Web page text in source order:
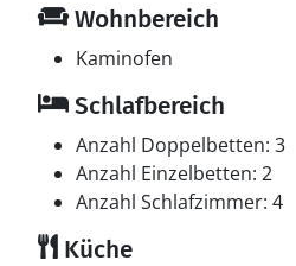
Wohnbereich
Kaminofen
Schlafbereich
Anzahl Doppelbetten: 3
Anzahl Einzelbetten: 2
Anzahl Schlafzimmer: 4
Küche